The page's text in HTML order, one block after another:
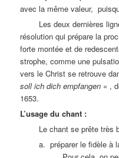
avec la même valeur,
Les deux dernières
résolution qui prépare la
forte montée et de
strophe, comme une
vers le Christ se retrouve
soll ich dich empfangen « ,
1653.
L’usage du chant :
Le chant se prête très
a. préparer le fidèle à la